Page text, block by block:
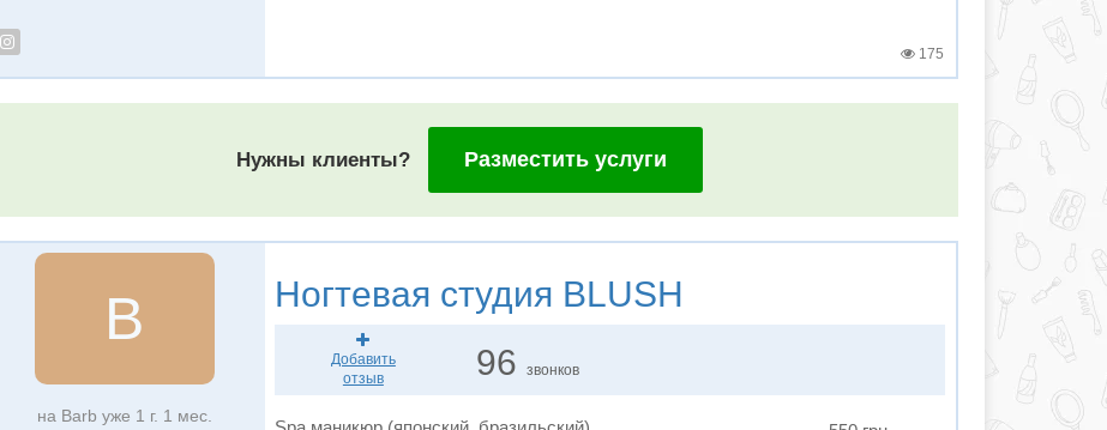
175
Нужны клиенты? Разместить услуги
B
на Barb уже 1 г. 1 мес.
Ногтевая студия BLUSH
Добавить
отзыв
96 звонков